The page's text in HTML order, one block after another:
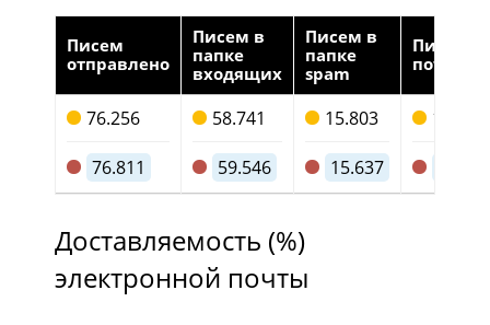
Писем
отправлено
Писем в
папке
входящих
Писем в
папке
spam
Писем
76.256
76.811
58.741
59.546
15.803
15.637
1.712
Доставляемость (%)
электронной почты